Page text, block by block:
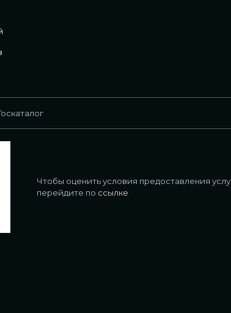
Чтобы оценить условия предоставления
перейдите по ссылке